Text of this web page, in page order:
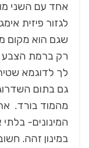
אחד עם השני
לגזור פיזית
שגם הוא מקום
רק ברמת הצבע
לך לדוגמא
גם בתום
מהמוד בורד.
המינונים-
במינון זהה.